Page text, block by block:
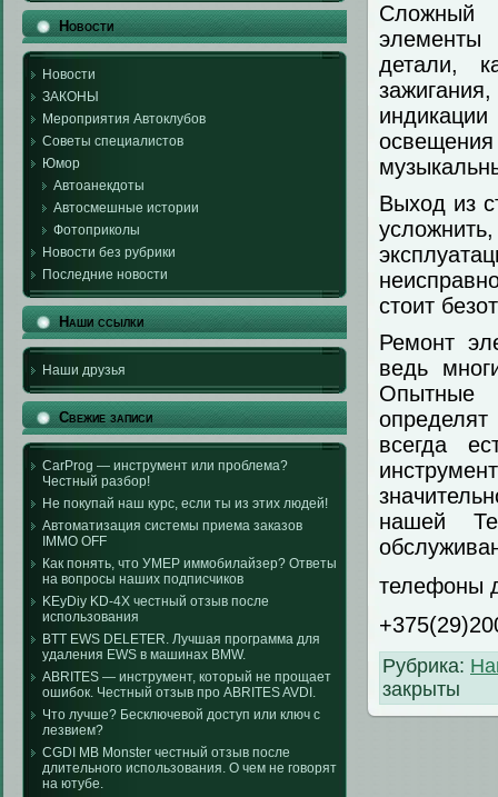
Новости
Новости
ЗАКОНЫ
Мероприятия Автоклубов
Советы специалистов
Юмор
Автоанекдоты
Автосмешные истории
Фотоприколы
Новости без рубрики
Последние новости
Наши ссылки
Наши друзья
Свежие записи
CarProg — инструмент или проблема?
Честный разбор!
Не покупай наш курс, если ты из этих людей!
Автоматизация системы приема заказов
IMMO OFF
Как понять, что УМЕР иммобилайзер? Ответы
на вопросы наших подписчиков
KEyDiy KD-4X честный отзыв после
использования
BTT EWS DELETER. Лучшая программа для
удаления EWS в машинах BMW.
ABRITES — инструмент, который не прощает
ошибок. Честный отзыв про ABRITES AVDI.
Что лучше? Бесключевой доступ или ключ с
лезвием?
CGDI MB Monster честный отзыв после
длительного использования. О чем не говорят
на ютубе.
Сложный
детали,
Выход из
стоит
Ремонт
ведь
Опытные
всегда
нашей
телефоны
Рубрика:
закрыты